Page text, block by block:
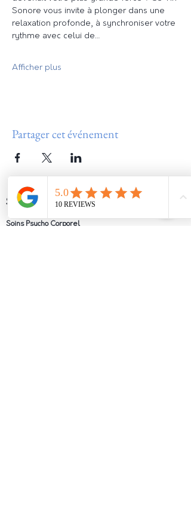
Sonore vous invite à plonger dans une
relaxation profonde, à synchroniser votre
rythme avec celui de…
Afficher plus
Partager cet événement
SERVICES
Soins Psycho Corporel